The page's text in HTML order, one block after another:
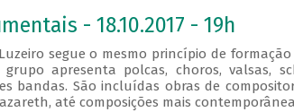
- 18.10.2017 - 19h
segue o mesmo princípio de
apresenta polcas, choros, valsas,
bandas. São incluídas obras de
até composições mais